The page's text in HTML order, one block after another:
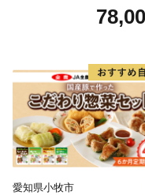
愛知県小牧市